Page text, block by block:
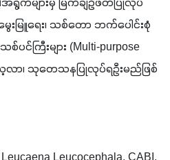
ရွက်များမှ မြက်ချဉ်ဖတ်ပြုလုပ်
မွေးမြူရေး၊ သစ်တော ဘက်ပေါင်းစုံ
င်ကြီးများ (Multi-purpose
ေ့လာ၊ သုတေသနပြုလုပ်ရဦးမည်ဖြစ်